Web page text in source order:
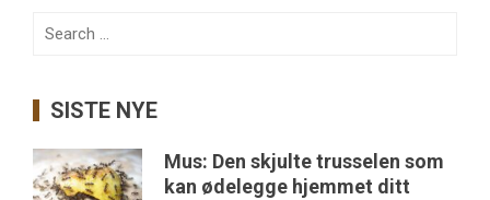
Search
SISTE NYE
Mus: Den skjulte trusselen som
kan ødelegge hjemmet ditt